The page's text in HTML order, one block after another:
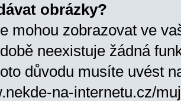
obrázky?
mohou zobrazovat ve
neexistuje žádná
důvodu musíte uvést
na-internetu.cz/